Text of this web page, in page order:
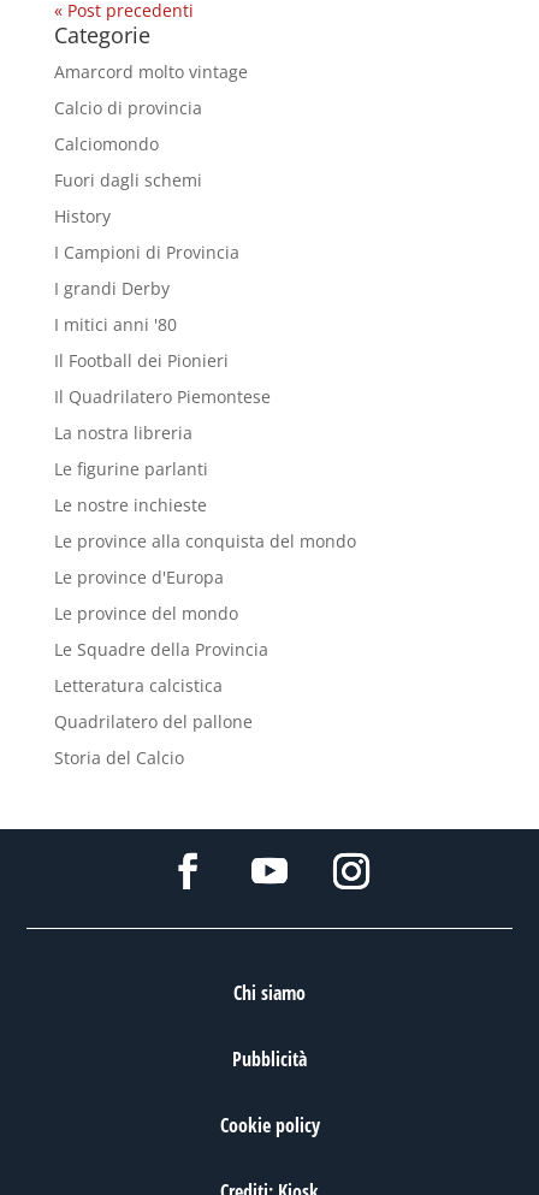
« Post precedenti
Categorie
Amarcord molto vintage
Calcio di provincia
Calciomondo
Fuori dagli schemi
History
I Campioni di Provincia
I grandi Derby
I mitici anni '80
Il Football dei Pionieri
Il Quadrilatero Piemontese
La nostra libreria
Le figurine parlanti
Le nostre inchieste
Le province alla conquista del mondo
Le province d'Europa
Le province del mondo
Le Squadre della Provincia
Letteratura calcistica
Quadrilatero del pallone
Storia del Calcio
Chi siamo
Pubblicità
Cookie policy